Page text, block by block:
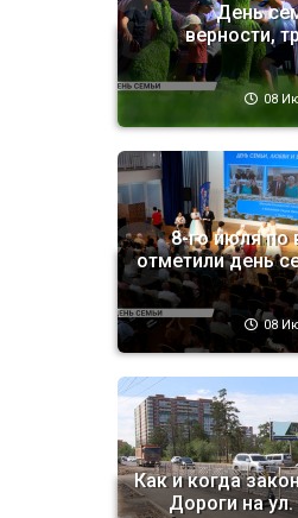
День
верности,
08
8-го июля по
отметили день
08
Как и когда
Дороги на